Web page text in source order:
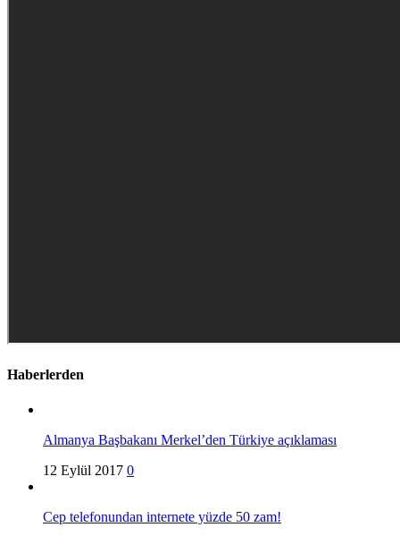
Haberlerden
Almanya Başbakanı Merkel’den Türkiye açıklaması
12 Eylül 2017 0
Cep telefonundan internete yüzde 50 zam!